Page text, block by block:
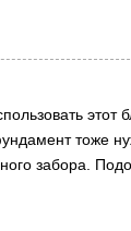
этот
тоже
забора.